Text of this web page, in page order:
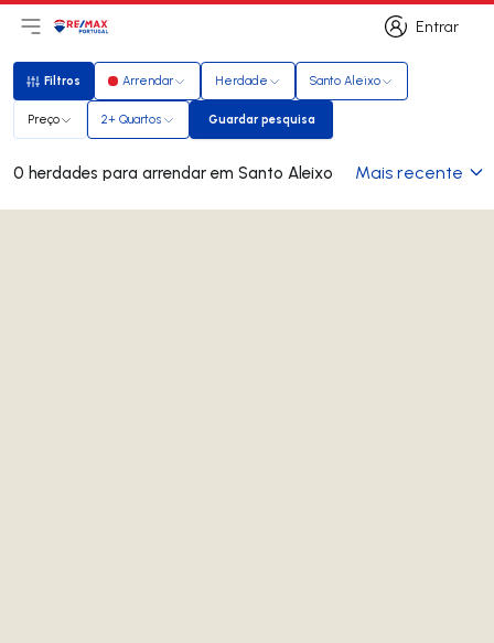
Entrar
Entrar
Abri menu principal
LogoIr para página inicial
Filtros
Filtros Arrendar Herdade Santo Aleixo
Preço 2+ Quartos Guardar pesquisa
Guardar pesquisa
0 herdades para arrendar em Santo Aleixo Mais recente